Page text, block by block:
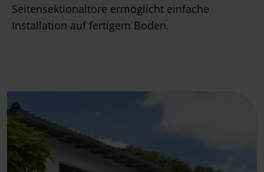
Seitensektionaltore ermöglicht einfache
Installation auf fertigem Boden.